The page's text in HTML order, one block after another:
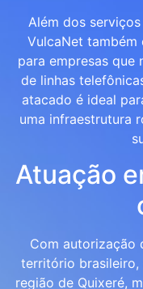
Além dos
VulcaNet também
para empresas que
de linhas
atacado é ideal
uma infraestrutura
Atuação
Com autorização
território brasileiro,
região de Quixeré,